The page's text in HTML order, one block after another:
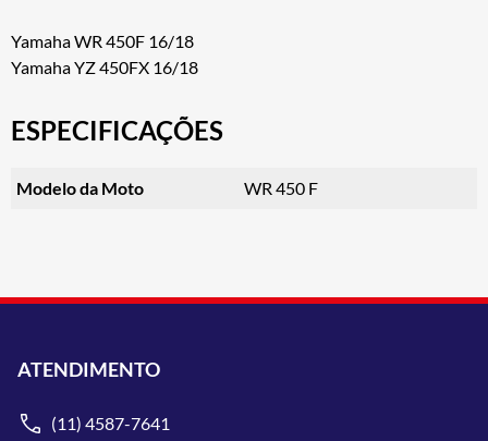
Yamaha WR 450F 16/18
Yamaha YZ 450FX 16/18
ESPECIFICAÇÕES
Modelo da Moto WR 450 F
ATENDIMENTO
(11) 4587-7641